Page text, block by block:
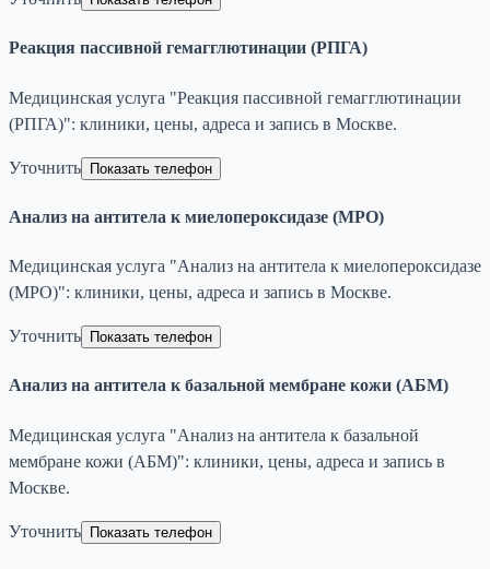
Реакция пассивной гемагглютинации (РПГА)
Медицинская услуга "Реакция пассивной гемагглютинации
(РПГА)": клиники, цены, адреса и запись в Москве.
Уточнить Показать телефон
Анализ на антитела к миелопероксидазе (МРО)
Медицинская услуга "Анализ на антитела к миелопероксидазе
(МРО)": клиники, цены, адреса и запись в Москве.
Уточнить Показать телефон
Анализ на антитела к базальной мембране кожи (АБМ)
Медицинская услуга "Анализ на антитела к базальной
мембране кожи (АБМ)": клиники, цены, адреса и запись в
Москве.
Уточнить Показать телефон